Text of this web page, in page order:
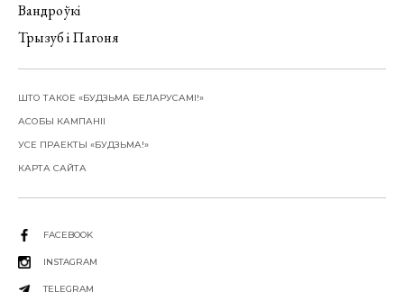
Вандроўкі
Трызуб і Пагоня
ШТО ТАКОЕ «БУДЗЬМА БЕЛАРУСАМІ!»
АСОБЫ КАМПАНІІ
УСЕ ПРАЕКТЫ «БУДЗЬМА!»
КАРТА САЙТА
FACEBOOK
INSTAGRAM
TELEGRAM